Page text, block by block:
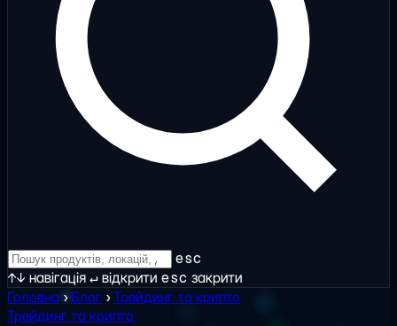
esc
↑↓ навігація↵відкрити esc закрити
Головна ›Блог ›Трейдинг та крипто
Трейдинг та крипто